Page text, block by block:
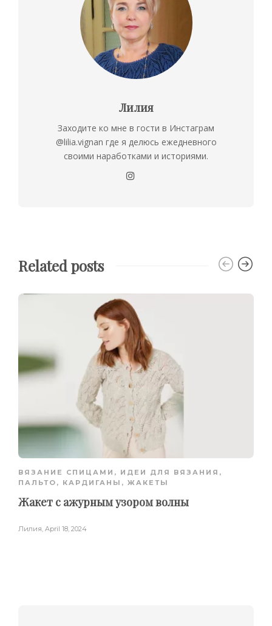
Лилия
Заходите ко мне в гости в Инстаграм
@lilia.vignan где я делюсь ежедневного
своими наработками и историями.
Related posts
ВЯЗАНИЕ СПИЦАМИ , ИДЕИ ДЛЯ ВЯЗАНИЯ ,
ПАЛЬТО, КАРДИГАНЫ, ЖАКЕТЫ
Жакет с ажурным узором волны
Лилия, April 18, 2024